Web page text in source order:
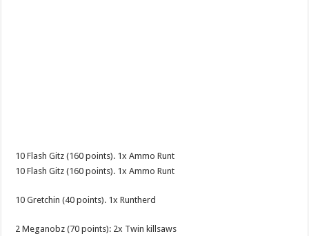
10 Flash Gitz (160 points). 1x Ammo Runt
10 Flash Gitz (160 points). 1x Ammo Runt
10 Gretchin (40 points). 1x Runtherd
2 Meganobz (70 points): 2x Twin killsaws